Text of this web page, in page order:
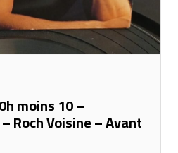
moins 10 –
Roch Voisine – Avant